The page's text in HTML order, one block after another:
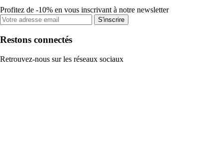
Profitez de -10% en vous inscrivant à notre newsletter
S'inscrire
Restons connectés
Retrouvez-nous sur les réseaux sociaux